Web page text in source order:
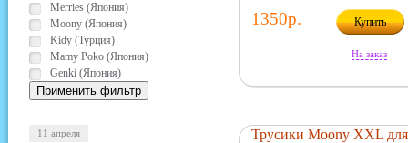
Merries (Япония)
Moony (Япония)
Kidy (Турция)
Mamy Poko (Япония)
Genki (Япония)
11 апреля
1350р. Купить
На заказ
Трусики Moony XXL для